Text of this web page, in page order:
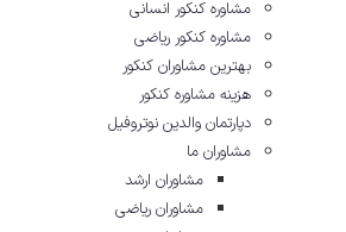
مشاوره کنکور انسانی
مشاوره کنکور ریاضی
بهترین مشاوران کنکور
هزینه مشاوره کنکور
دپارتمان والدین نوتروفیل
مشاوران ما
مشاوران ارشد
مشاوران ریاضی